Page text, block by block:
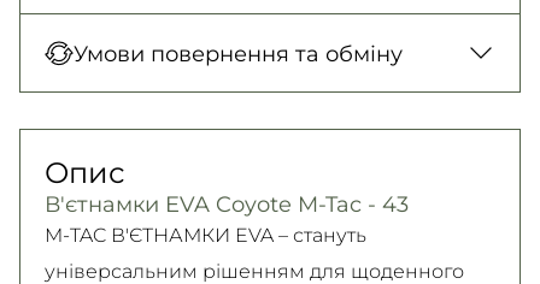
150 грн. / 1-2 дні
300 грн. / 1-2 дні
Самовивіз
Безкоштовно
Детальніше
карткою у відділенні, Безготівковими для
Детальніше
Умови повернення та обміну
Детально про умови повернення та обміну
читайте насторінці
Опис
В'єтнамки EVA Coyote M-Tac - 43
M-TAC В'ЄТНАМКИ EVA – стануть
універсальним рішенням для щоденного